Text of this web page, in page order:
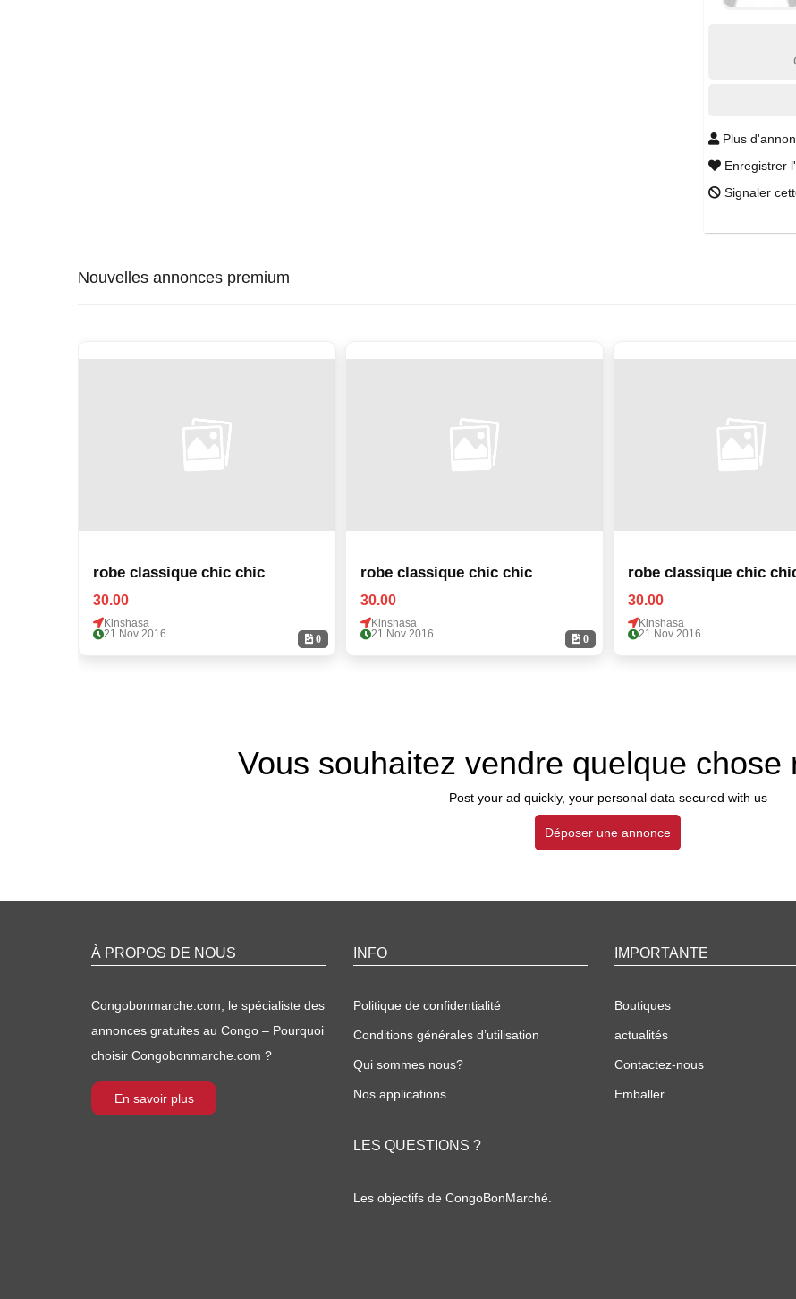
Plus
Enregistrer
Signaler
Nouvelles annonces premium
0
robe classique chic chic
30.00
Kinshasa
21 Nov 2016
0
robe classique chic chic
30.00
Kinshasa
21 Nov 2016
robe classique chic
30.00
Kinshasa
21 Nov 2016
Vous souhaitez vendre quelque chose
Post your ad quickly, your personal data secured with us
Déposer une annonce
À PROPOS DE NOUS
Congobonmarche.com, le spécialiste des
annonces gratuites au Congo – Pourquoi
choisir Congobonmarche.com ?
En savoir plus
INFO
Politique de confidentialité
Conditions générales d’utilisation
Qui sommes nous?
Nos applications
LES QUESTIONS ?
Les objectifs de CongoBonMarché.
IMPORTANTE
Boutiques
actualités
Contactez-nous
Emballer